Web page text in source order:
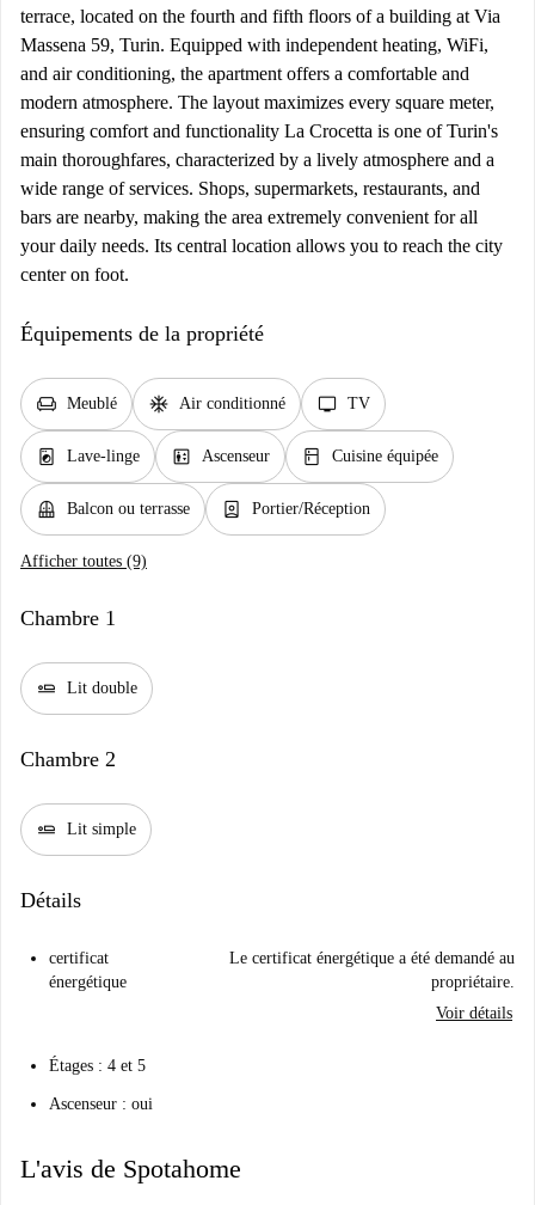
terrace, located on the fourth and fifth floors of a building at Via
Massena 59, Turin. Equipped with independent heating, WiFi,
and air conditioning, the apartment offers a comfortable and
modern atmosphere. The layout maximizes every square meter,
ensuring comfort and functionality La Crocetta is one of Turin's
main thoroughfares, characterized by a lively atmosphere and a
wide range of services. Shops, supermarkets, restaurants, and
bars are nearby, making the area extremely convenient for all
your daily needs. Its central location allows you to reach the city
center on foot.
Équipements de la propriété
chair Meublé ac_unit Air conditionné tv TV
local_laundry_service Lave-linge elevator Ascenseur kitchen Cuisine équipée
balcony Balcon ou terrasse person_book Portier/Réception
Afficher toutes (9)
Chambre 1
airline_seat_flat Lit double
Chambre 2
airline_seat_flat Lit simple
Détails
certificat
énergétique
Le certificat énergétique a été demandé au
propriétaire.
Voir détails
Étages : 4 et 5
Ascenseur : oui
L'avis de Spotahome